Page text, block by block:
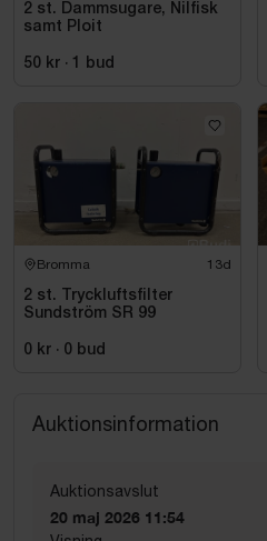
2 st. Dammsugare, Nilfisk
samt Ploit
50 kr · 1 bud
Bromma 13d
2 st. Tryckluftsfilter
Sundström SR 99
0 kr · 0 bud
Auktionsinformation
Auktionsavslut
20 maj 2026 11:54